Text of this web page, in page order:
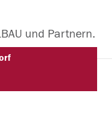
und Partnern.